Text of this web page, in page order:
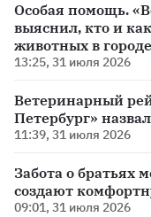
Особая помощь.
выяснил, кто и
животных в городе
13:25, 31 июля 2026
Ветеринарный
Петербург»
11:39, 31 июля 2026
Забота о братьях
создают
09:01, 31 июля 2026